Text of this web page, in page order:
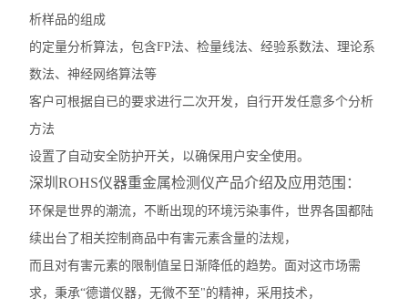
析样品的组成
的定量分析算法，包含FP法、检量线法、经验系数法、理论系
数法、神经网络算法等
客户可根据自已的要求进行二次开发，自行开发任意多个分析
方法
设置了自动安全防护开关，以确保用户安全使用。
深圳ROHS仪器重金属检测仪产品介绍及应用范围：
环保是世界的潮流，不断出现的环境污染事件，世界各国都陆
续出台了相关控制商品中有害元素含量的法规，
而且对有害元素的限制值呈日渐降低的趋势。面对这市场需
求，秉承“德谱仪器，无微不至"的精神，采用技术，